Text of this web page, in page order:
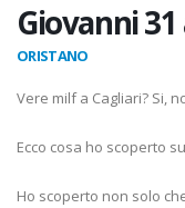
Giovanni
ORISTANO
Vere milf a Cagliari? Si,
Ecco cosa ho scoperto
Ho scoperto non solo